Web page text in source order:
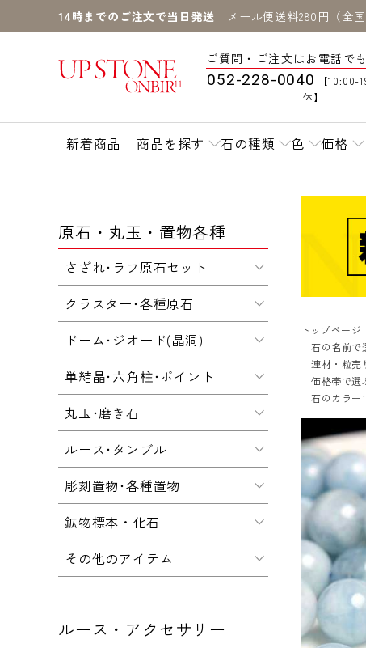
14時までのご注文で当日発送 メール便送料280円（全
ご質問・ご注文はお電話で
052-228-0040
【10:00-
休】
新着商品 商品を探す 石の種類 色 価格
トップページ
石の名前で
連材・粒売
価格帯で選
石のカラー
原石・丸玉・置物各種
さざれ･ラフ原石セット
クラスター･各種原石
ドーム･ジオード(晶洞)
単結晶･六角柱･ポイント
丸玉･磨き石
ルース･タンブル
彫刻置物･各種置物
鉱物標本・化石
その他のアイテム
ルース・アクセサリー